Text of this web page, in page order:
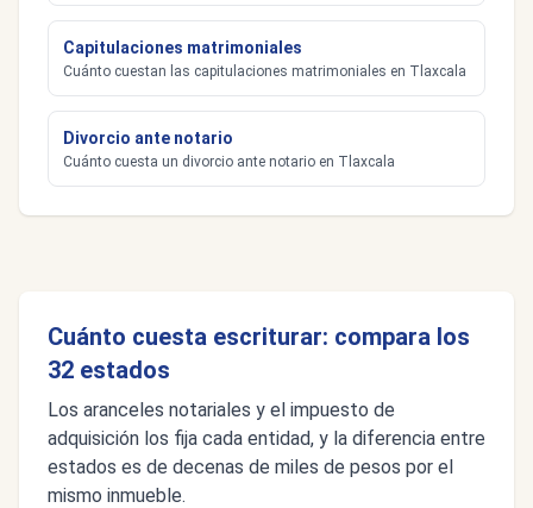
Capitulaciones matrimoniales
Cuánto cuestan las capitulaciones matrimoniales en Tlaxcala
Divorcio ante notario
Cuánto cuesta un divorcio ante notario en Tlaxcala
Cuánto cuesta escriturar: compara los
32 estados
Los aranceles notariales y el impuesto de
adquisición los fija cada entidad, y la diferencia entre
estados es de decenas de miles de pesos por el
mismo inmueble.